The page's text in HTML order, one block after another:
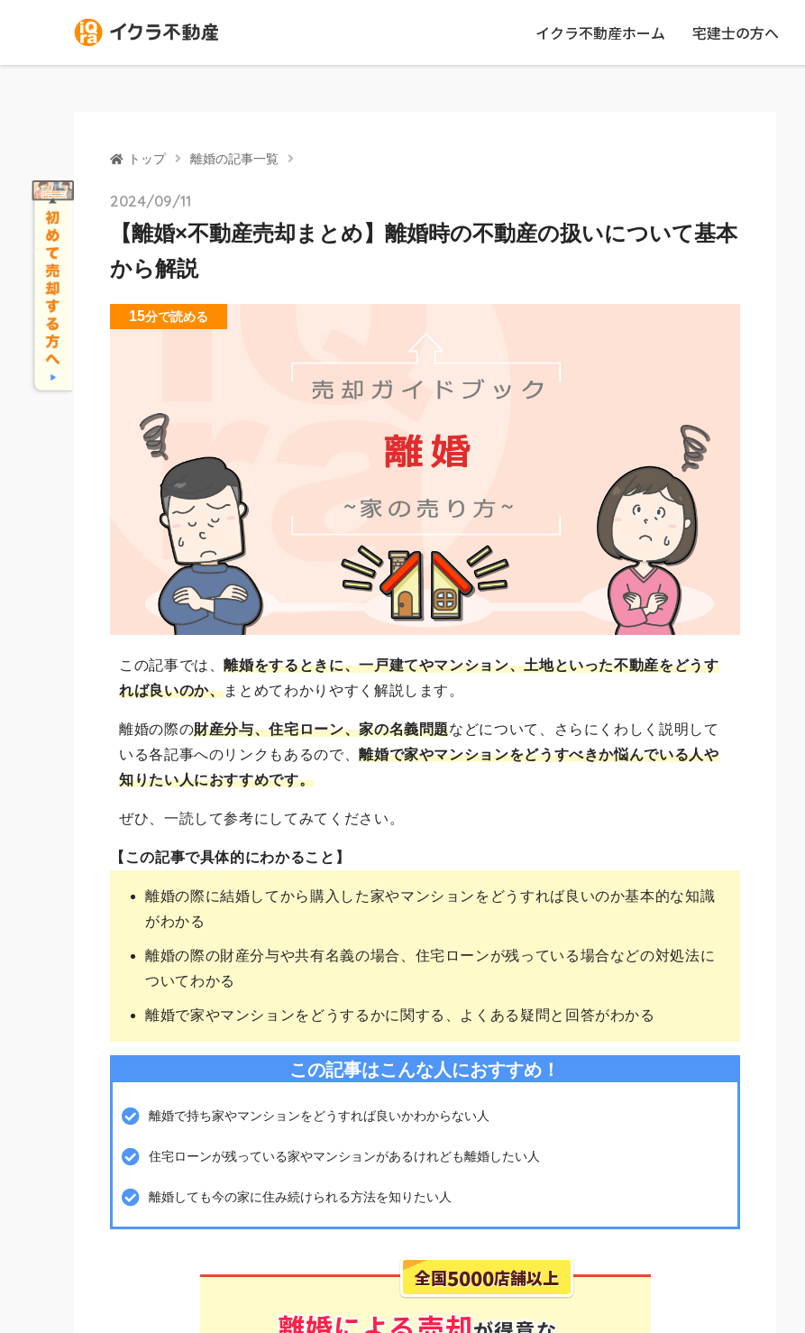
イクラ不動産ホーム 宅建士の方へ
トップ 離婚の記事一覧
2024/09/11
【離婚×不動産売却まとめ】離婚時の不動産の扱いについて基本
から解説
15分で読める
この記事では、離婚をするときに、一戸建てやマンション、土地といった不動産をどうす
れば良いのか、まとめてわかりやすく解説します。
離婚の際の財産分与、住宅ローン、家の名義問題などについて、さらにくわしく説明して
いる各記事へのリンクもあるので、離婚で家やマンションをどうすべきか悩んでいる人や
知りたい人におすすめです。
ぜひ、一読して参考にしてみてください。
【この記事で具体的にわかること】
離婚の際に結婚してから購入した家やマンションをどうすれば良いのか基本的な知識
がわかる
離婚の際の財産分与や共有名義の場合、住宅ローンが残っている場合などの対処法に
ついてわかる
離婚で家やマンションをどうするかに関する、よくある疑問と回答がわかる
この記事はこんな人におすすめ！
離婚で持ち家やマンションをどうすれば良いかわからない人
住宅ローンが残っている家やマンションがあるけれども離婚したい人
離婚しても今の家に住み続けられる方法を知りたい人